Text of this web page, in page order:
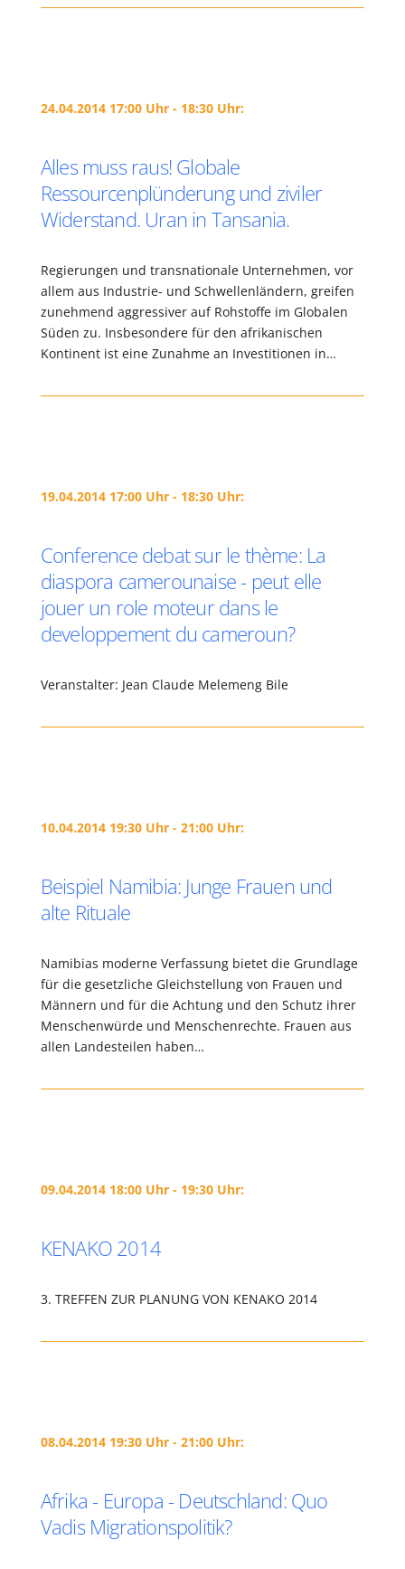
24.04.2014 17:00 Uhr - 18:30 Uhr:
Alles muss raus! Globale
Ressourcenplünderung und ziviler
Widerstand. Uran in Tansania.
Regierungen und transnationale Unternehmen, vor
allem aus Industrie- und Schwellenländern, greifen
zunehmend aggressiver auf Rohstoffe im Globalen
Süden zu. Insbesondere für den afrikanischen
Kontinent ist eine Zunahme an Investitionen in…
19.04.2014 17:00 Uhr - 18:30 Uhr:
Conference debat sur le thème: La
diaspora camerounaise - peut elle
jouer un role moteur dans le
developpement du cameroun?
Veranstalter: Jean Claude Melemeng Bile
10.04.2014 19:30 Uhr - 21:00 Uhr:
Beispiel Namibia: Junge Frauen und
alte Rituale
Namibias moderne Verfassung bietet die Grundlage
für die gesetzliche Gleichstellung von Frauen und
Männern und für die Achtung und den Schutz ihrer
Menschenwürde und Menschenrechte. Frauen aus
allen Landesteilen haben…
09.04.2014 18:00 Uhr - 19:30 Uhr:
KENAKO 2014
3. TREFFEN ZUR PLANUNG VON KENAKO 2014
08.04.2014 19:30 Uhr - 21:00 Uhr:
Afrika - Europa - Deutschland: Quo
Vadis Migrationspolitik?